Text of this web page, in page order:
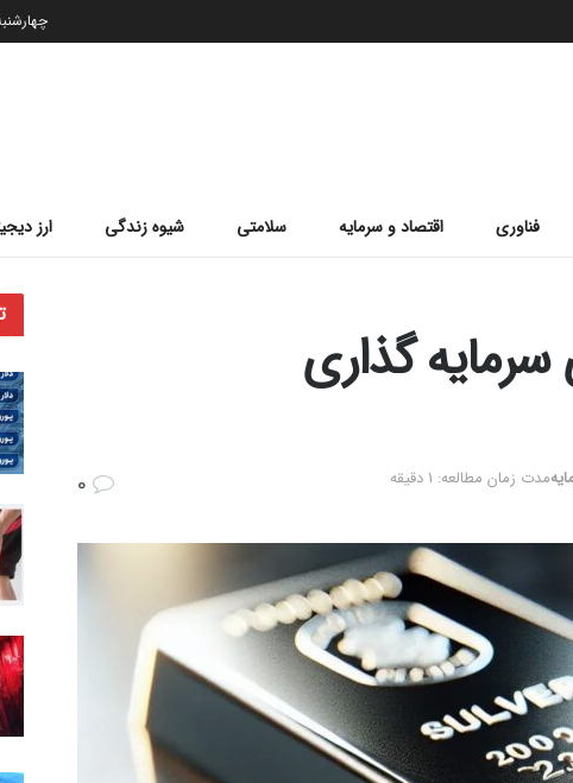
چهارشنبه,
فناوری اقتصاد و سرمایه سلامتی شیوه زندگی ارز
گذاری
مدت زمان مطالعه: 1 دقیقه